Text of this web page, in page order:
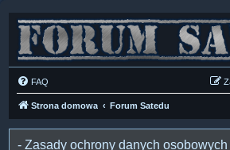
FAQ
Strona domowa Forum Satedu
- Zasady ochrony danych osobowych